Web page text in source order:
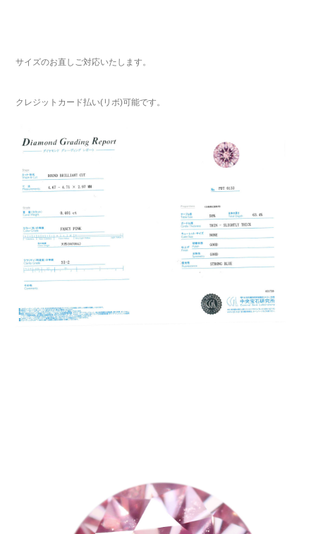
サイズのお直しご対応いたします。
クレジットカード払い(リボ)可能です。
お買い物を続ける